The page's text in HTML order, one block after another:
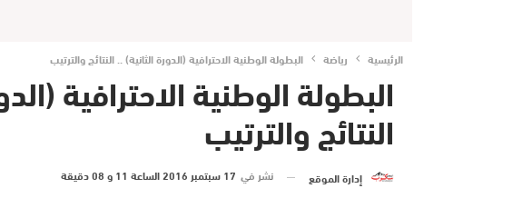
الرئيسية رياضة البطولة الوطنية الاحترافية (الدورة الثانية) .. النتائج والترتيب
البطولة الوطنية الاحترافية
النتائج والترتيب
إدارة الموقع نشر في 17 سبتمبر 2016 الساعة 11 و 08 دقيقة